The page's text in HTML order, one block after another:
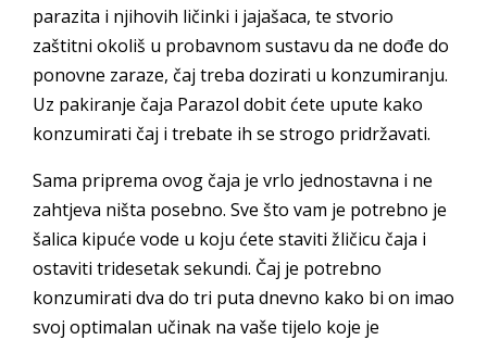
parazita i njihovih ličinki i jajašaca, te stvorio
zaštitni okoliš u probavnom sustavu da ne dođe do
ponovne zaraze, čaj treba dozirati u konzumiranju.
Uz pakiranje čaja Parazol dobit ćete upute kako
konzumirati čaj i trebate ih se strogo pridržavati.
Sama priprema ovog čaja je vrlo jednostavna i ne
zahtjeva ništa posebno. Sve što vam je potrebno je
šalica kipuće vode u koju ćete staviti žličicu čaja i
ostaviti tridesetak sekundi. Čaj je potrebno
konzumirati dva do tri puta dnevno kako bi on imao
svoj optimalan učinak na vaše tijelo koje je